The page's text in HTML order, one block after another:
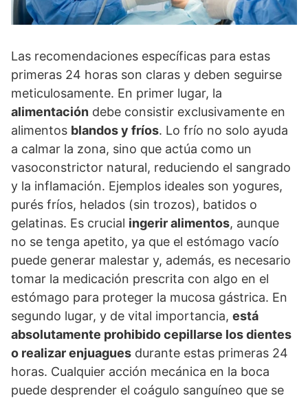
Las recomendaciones específicas para estas
primeras 24 horas son claras y deben seguirse
meticulosamente. En primer lugar, la
alimentación debe consistir exclusivamente en
alimentos blandos y fríos. Lo frío no solo ayuda
a calmar la zona, sino que actúa como un
vasoconstrictor natural, reduciendo el sangrado
y la inflamación. Ejemplos ideales son yogures,
purés fríos, helados (sin trozos), batidos o
gelatinas. Es crucial ingerir alimentos, aunque
no se tenga apetito, ya que el estómago vacío
puede generar malestar y, además, es necesario
tomar la medicación prescrita con algo en el
estómago para proteger la mucosa gástrica. En
segundo lugar, y de vital importancia, está
absolutamente prohibido cepillarse los dientes
o realizar enjuagues durante estas primeras 24
horas. Cualquier acción mecánica en la boca
puede desprender el coágulo sanguíneo que se